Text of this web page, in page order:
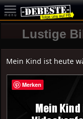
Lustige
Mein Kind ist heute
Merken